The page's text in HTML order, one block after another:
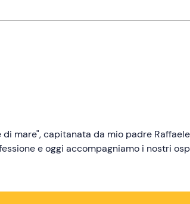
mare", capitanata da mio padre
e oggi accompagniamo i nostri